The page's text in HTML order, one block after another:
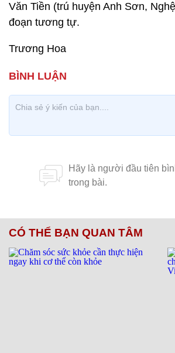
Văn Tiền (trú huyện Anh Sơn,
đoạn tương tự.
Trương Hoa
CÓ THỂ BẠN QUAN TÂM